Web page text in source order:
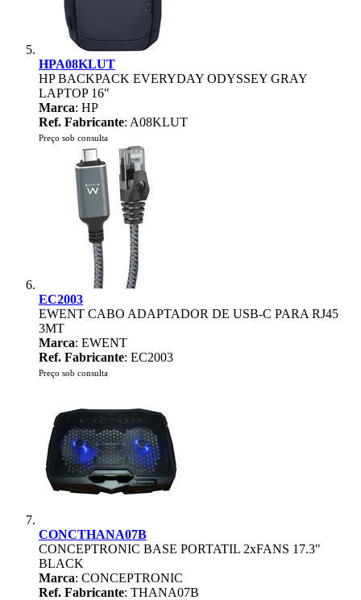
HPA08KLUT
HP BACKPACK EVERYDAY ODYSSEY GRAY
LAPTOP 16"
Marca: HP
Ref. Fabricante: A08KLUT
Preço sob consulta
EC2003
EWENT CABO ADAPTADOR DE USB-C PARA RJ45
3MT
Marca: EWENT
Ref. Fabricante: EC2003
Preço sob consulta
CONCTHANA07B
CONCEPTRONIC BASE PORTATIL 2xFANS 17.3"
BLACK
Marca: CONCEPTRONIC
Ref. Fabricante: THANA07B